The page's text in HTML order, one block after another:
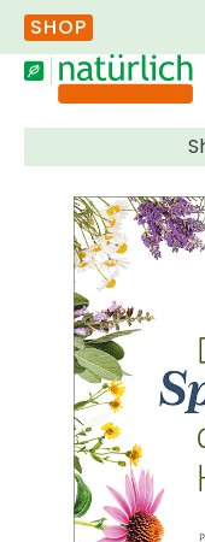
SHOP